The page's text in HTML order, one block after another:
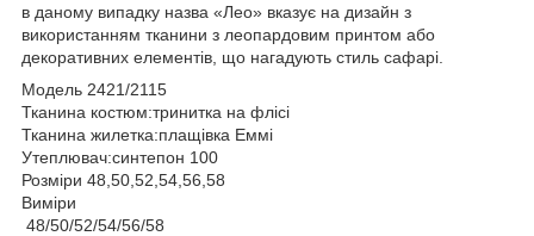
в даному випадку назва «Лео» вказує на дизайн з
використанням тканини з леопардовим принтом або
декоративних елементів, що нагадують стиль сафарі.
Модель 2421/2115
Тканина костюм:тринитка на флісі
Тканина жилетка:плащівка Еммі
Утеплювач:синтепон 100
Розміри 48,50,52,54,56,58
Виміри
48/50/52/54/56/58